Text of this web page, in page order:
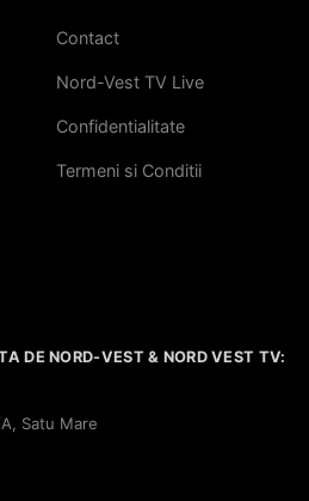
Contact
Nord-Vest TV Live
Confidentialitate
Termeni si Conditii
DE NORD-VEST & NORD VEST TV:
Satu Mare